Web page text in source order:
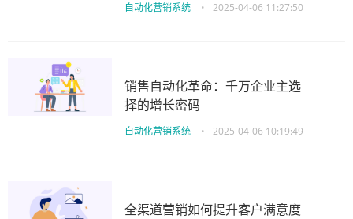
自动化营销系统 • 2025-04-06 11:27:50
销售自动化革命：千万企业主选
择的增长密码
自动化营销系统 • 2025-04-06 10:19:49
全渠道营销如何提升客户满意度